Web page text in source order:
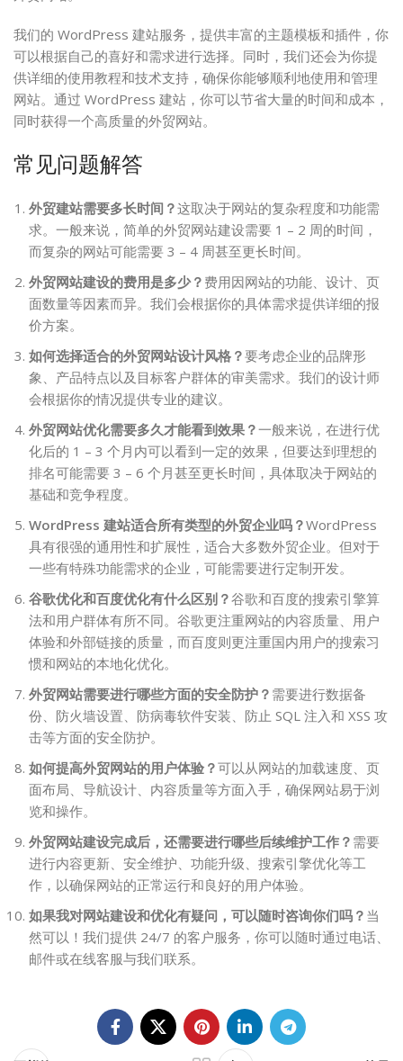
我们的 WordPress 建站服务，提供丰富的主题模板和插件，你
可以根据自己的喜好和需求进行选择。同时，我们还会为你提
供详细的使用教程和技术支持，确保你能够顺利地使用和管理
网站。通过 WordPress 建站，你可以节省大量的时间和成本，
同时获得一个高质量的外贸网站。
常见问题解答
外贸建站需要多长时间？这取决于网站的复杂程度和功能需
求。一般来说，简单的外贸网站建设需要 1 – 2 周的时间，
而复杂的网站可能需要 3 – 4 周甚至更长时间。
外贸网站建设的费用是多少？ 费用因网站的功能、设计、页
面数量等因素而异。我们会根据你的具体需求提供详细的报
价方案。
如何选择适合的外贸网站设计风格？要考虑企业的品牌形
象、产品特点以及目标客户群体的审美需求。我们的设计师
会根据你的情况提供专业的建议。
外贸网站优化需要多久才能看到效果？一般来说，在进行优
化后的 1 – 3 个月内可以看到一定的效果，但要达到理想的
排名可能需要 3 – 6 个月甚至更长时间，具体取决于网站的
基础和竞争程度。
WordPress 建站适合所有类型的外贸企业吗？WordPress
具有很强的通用性和扩展性，适合大多数外贸企业。但对于
一些有特殊功能需求的企业，可能需要进行定制开发。
谷歌优化和百度优化有什么区别？谷歌和百度的搜索引擎算
法和用户群体有所不同。谷歌更注重网站的内容质量、用户
体验和外部链接的质量，而百度则更注重国内用户的搜索习
惯和网站的本地化优化。
外贸网站需要进行哪些方面的安全防护？ 需要进行数据备
份、防火墙设置、防病毒软件安装、防止 SQL 注入和 XSS 攻
击等方面的安全防护。
如何提高外贸网站的用户体验？可以从网站的加载速度、页
面布局、导航设计、内容质量等方面入手，确保网站易于浏
览和操作。
外贸网站建设完成后，还需要进行哪些后续维护工作？ 需要
进行内容更新、安全维护、功能升级、搜索引擎优化等工
作，以确保网站的正常运行和良好的用户体验。
如果我对网站建设和优化有疑问，可以随时咨询你们吗？ 当
然可以！我们提供 24/7 的客户服务，你可以随时通过电话、
邮件或在线客服与我们联系。